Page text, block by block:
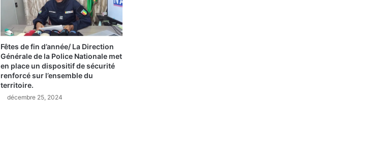
Fêtes de fin d’année/ La Direction
Générale de la Police Nationale met
en place un dispositif de sécurité
renforcé sur l’ensemble du
territoire.
décembre 25, 2024